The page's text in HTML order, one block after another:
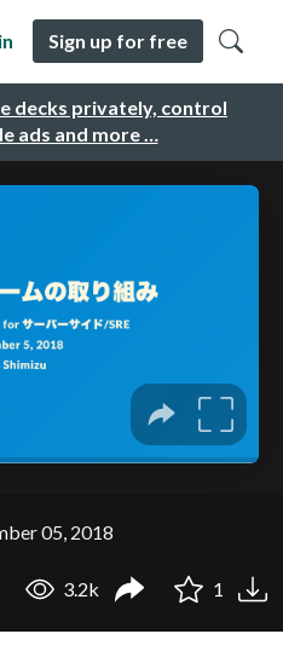
decks privately, control
ads and more …
Sign up for free
05, 2018
3.2k 1